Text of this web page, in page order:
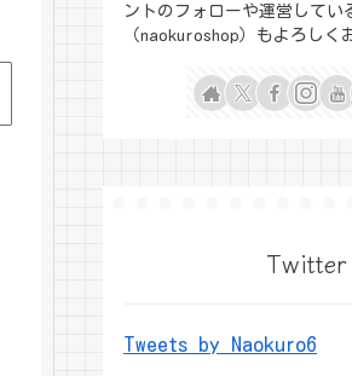
ントのフォローや運営してい
（naokuroshop）もよろしく
Twitter
Tweets by Naokuro6